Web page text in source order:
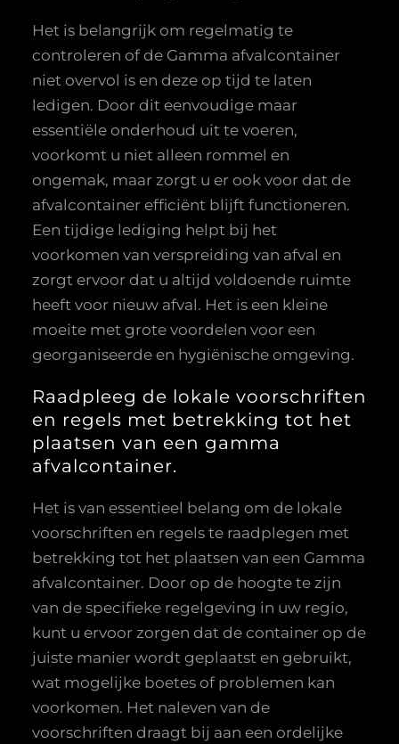
Het is belangrijk om regelmatig te
controleren of de Gamma afvalcontainer
niet overvol is en deze op tijd te laten
ledigen. Door dit eenvoudige maar
essentiële onderhoud uit te voeren,
voorkomt u niet alleen rommel en
ongemak, maar zorgt u er ook voor dat de
afvalcontainer efficiënt blijft functioneren.
Een tijdige lediging helpt bij het
voorkomen van verspreiding van afval en
zorgt ervoor dat u altijd voldoende ruimte
heeft voor nieuw afval. Het is een kleine
moeite met grote voordelen voor een
georganiseerde en hygiënische omgeving.
Raadpleeg de lokale voorschriften
en regels met betrekking tot het
plaatsen van een gamma
afvalcontainer.
Het is van essentieel belang om de lokale
voorschriften en regels te raadplegen met
betrekking tot het plaatsen van een Gamma
afvalcontainer. Door op de hoogte te zijn
van de specifieke regelgeving in uw regio,
kunt u ervoor zorgen dat de container op de
juiste manier wordt geplaatst en gebruikt,
wat mogelijke boetes of problemen kan
voorkomen. Het naleven van de
voorschriften draagt bij aan een ordelijke